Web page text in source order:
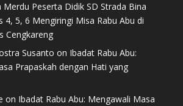
Merdu Peserta Didik SD Strada Bina
4, 5, 6 Mengiringi Misa Rabu Abu di
Cengkareng
Susanto on Ibadat Rabu Abu:
Prapaskah dengan Hati yang
on Ibadat Rabu Abu: Mengawali Masa